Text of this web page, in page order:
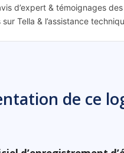
d’expert & témoignages
Tella & l’assistance
de ce